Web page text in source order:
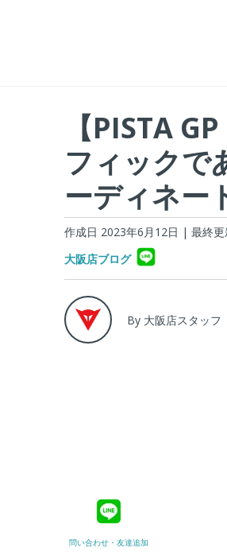
【PISTA
フィックで
ーディネー
作成日 2023年6月12日 | 最終更
大阪店ブログ
By 大阪店スタッフ
問い合わせ・友達追加